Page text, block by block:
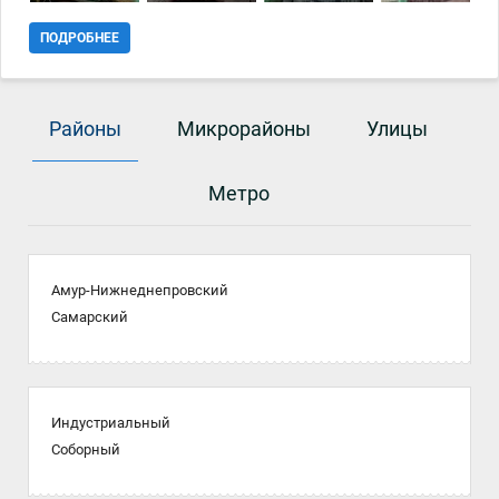
ПОДРОБНЕЕ
Районы Микрорайоны Улицы
Метро
Амур-Нижнеднепровский
Самарский
Индустриальный
Соборный